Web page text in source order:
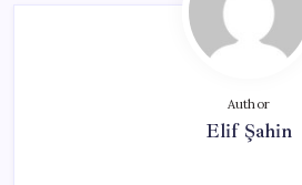
Author
Elif Şahin